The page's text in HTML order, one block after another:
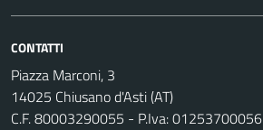
CONTATTI
Piazza Marconi, 3
14025 Chiusano d'Asti (AT)
C.F. 80003290055 - P.Iva: 01253700056